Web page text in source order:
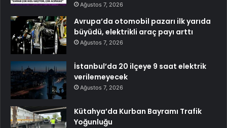
Ağustos 7, 2026
Avrupa’da otomobil pazarı ilk yarıda
büyüdü, elektrikli araç payı arttı
Ağustos 7, 2026
İstanbul’da 20 ilçeye 9 saat elektrik
verilemeyecek
Ağustos 7, 2026
Kütahya’da Kurban Bayramı Trafik
Yoğunluğu